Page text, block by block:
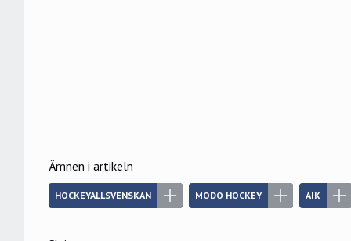
Ämnen i artikeln
HOCKEYALLSVENSKAN MODO HOCKEY AIK